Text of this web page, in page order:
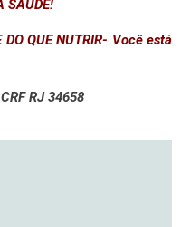
SAÚDE!
DO QUE NUTRIR- Você está
RJ 34658